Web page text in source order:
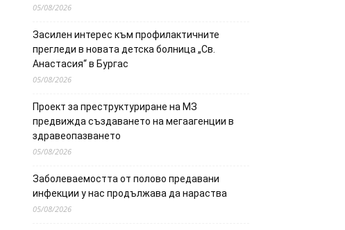
05/08/2026
Засилен интерес към профилактичните
прегледи в новата детска болница „Св.
Анастасия“ в Бургас
05/08/2026
Проект за преструктуриране на МЗ
предвижда създаването на мегаагенции в
здравеопазването
05/08/2026
Заболеваемостта от полово предавани
инфекции у нас продължава да нараства
05/08/2026